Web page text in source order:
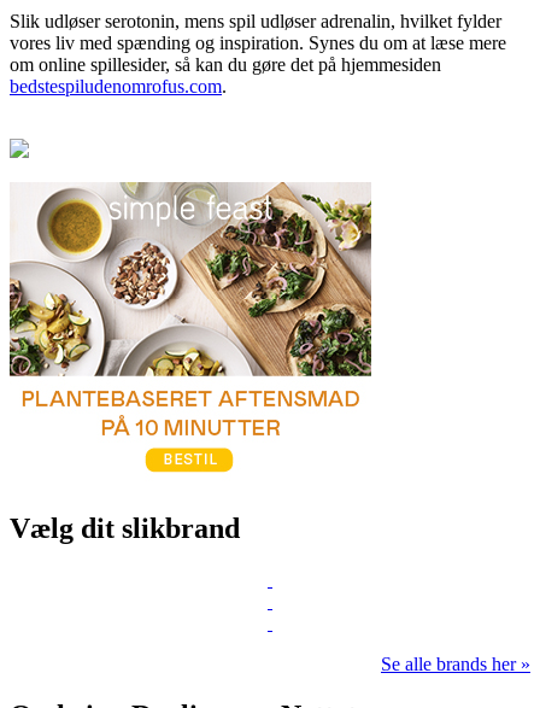
Slik udløser serotonin, mens spil udløser adrenalin, hvilket fylder
vores liv med spænding og inspiration. Synes du om at læse mere
om online spillesider, så kan du gøre det på hjemmesiden
bedstespiludenomrofus.com.
Vælg dit slikbrand
Se alle brands her »